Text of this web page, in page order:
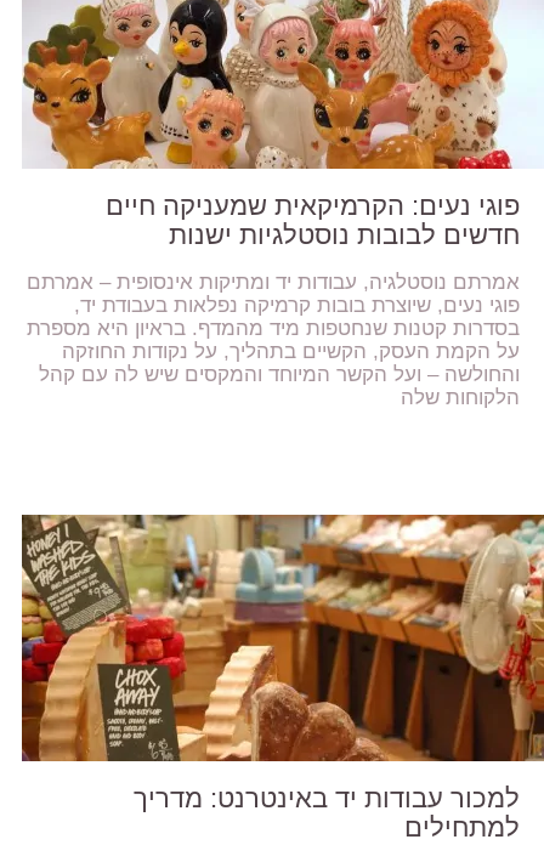
פוגי נעים: הקרמיקאית שמעניקה חיים
חדשים לבובות נוסטלגיות ישנות
אמרתם נוסטלגיה, עבודות יד ומתיקות אינסופית – אמרתם
פוגי נעים, שיוצרת בובות קרמיקה נפלאות בעבודת יד,
בסדרות קטנות שנחטפות מיד מהמדף. בראיון היא מספרת
על הקמת העסק, הקשיים בתהליך, על נקודות החוזקה
והחולשה – ועל הקשר המיוחד והמקסים שיש לה עם קהל
הלקוחות שלה
למכור עבודות יד באינטרנט: מדריך
למתחילים